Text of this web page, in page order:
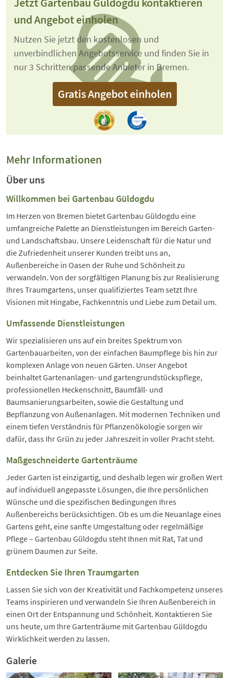
und Angebot einholen
Nutzen Sie jetzt den kostenlosen und
unverbindlichen Angebotsservice und finden Sie in
nur 3 Schritten passende Anbieter in Bremen.
Gratis Angebot einholen
Mehr Informationen
Über uns
Willkommen bei Gartenbau Güldogdu
Im Herzen von Bremen bietet Gartenbau Güldogdu eine
umfangreiche Palette an Dienstleistungen im Bereich Garten-
und Landschaftsbau. Unsere Leidenschaft für die Natur und
die Zufriedenheit unserer Kunden treibt uns an,
Außenbereiche in Oasen der Ruhe und Schönheit zu
verwandeln. Von der sorgfältigen Planung bis zur Realisierung
Ihres Traumgartens, unser qualifiziertes Team setzt Ihre
Visionen mit Hingabe, Fachkenntnis und Liebe zum Detail um.
Umfassende Dienstleistungen
Wir spezialisieren uns auf ein breites Spektrum von
Gartenbauarbeiten, von der einfachen Baumpflege bis hin zur
komplexen Anlage von neuen Gärten. Unser Angebot
beinhaltet Gartenanlagen- und gartengrundstückspflege,
professionellen Heckenschnitt, Baumfäll- und
Baumsanierungsarbeiten, sowie die Gestaltung und
Bepflanzung von Außenanlagen. Mit modernen Techniken und
einem tiefen Verständnis für Pflanzenökologie sorgen wir
dafür, dass Ihr Grün zu jeder Jahreszeit in voller Pracht steht.
Maßgeschneiderte Gartenträume
Jeder Garten ist einzigartig, und deshalb legen wir großen Wert
auf individuell angepasste Lösungen, die Ihre persönlichen
Wünsche und die spezifischen Bedingungen Ihres
Außenbereichs berücksichtigen. Ob es um die Neuanlage eines
Gartens geht, eine sanfte Umgestaltung oder regelmäßige
Pflege – Gartenbau Güldogdu steht Ihnen mit Rat, Tat und
grünem Daumen zur Seite.
Entdecken Sie Ihren Traumgarten
Lassen Sie sich von der Kreativität und Fachkompetenz unseres
Teams inspirieren und verwandeln Sie Ihren Außenbereich in
einen Ort der Entspannung und Schönheit. Kontaktieren Sie
uns heute, um Ihre Gartenträume mit Gartenbau Güldogdu
Wirklichkeit werden zu lassen.
Galerie